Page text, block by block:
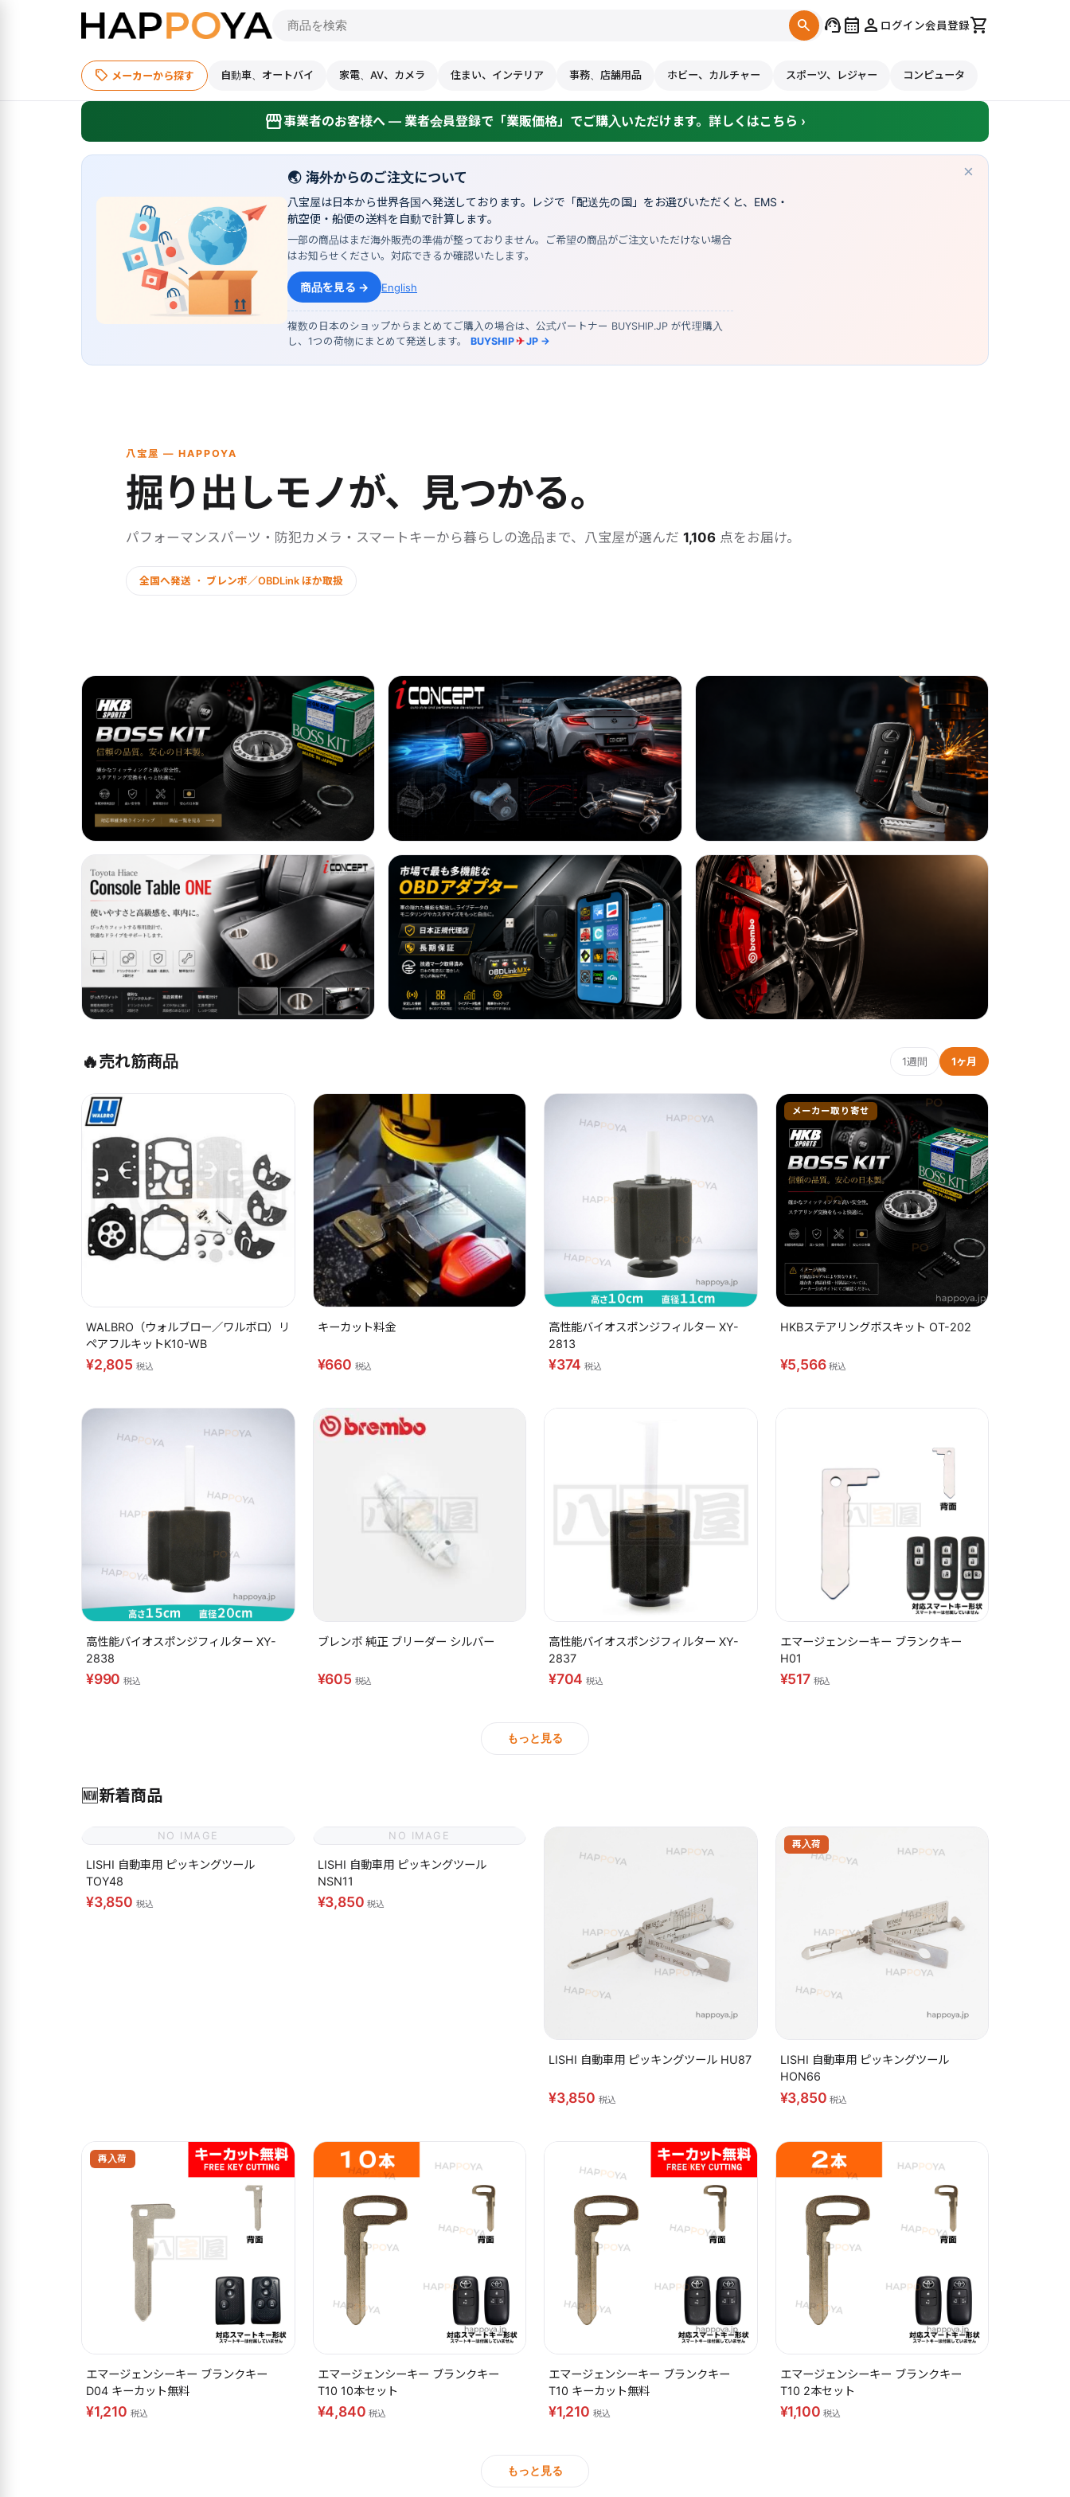
search support_agentcalendar_month person ログイン会員登録shopping_cart
sell メーカーから探す 自動車、オートバイ 家電、AV、カメラ 住まい、インテリア 事務、店舗用品 ホビー、カルチャー スポーツ、レジャー コンピュータ
storefront事業者のお客様へ — 業者会員登録で「業販価格」でご購入いただけます。詳しくはこちら ›
×
🌏 海外からのご注文について
八宝屋は日本から世界各国へ発送しております。レジで「配送先の国」をお選びいただくと、EMS・
航空便・船便の送料を自動で計算します。
一部の商品はまだ海外販売の準備が整っておりません。ご希望の商品がご注文いただけない場合
はお知らせください。対応できるか確認いたします。
商品を見る → English
複数の日本のショップからまとめてご購入の場合は、公式パートナー BUYSHIP.JP が代理購入
し、1つの荷物にまとめて発送します。 BUYSHIP✈JP →
八宝屋 — HAPPOYA
掘り出しモノが、見つかる。
パフォーマンスパーツ・防犯カメラ・スマートキーから暮らしの逸品まで、八宝屋が選んだ 1,106 点をお届け。
全国へ発送 ・ ブレンボ／OBDLink ほか取扱
🔥売れ筋商品 1週間 1ヶ月
WALBRO（ウォルブロー／ワルボロ）リ
ペアフルキットK10-WB
¥2,805 税込
キーカット料金
¥660 税込
高性能バイオスポンジフィルター XY-
2813
¥374税込
メーカー取り寄せ
HKBステアリングボスキット OT-202
¥5,566税込
高性能バイオスポンジフィルター XY-
2838
¥990税込
ブレンボ 純正 ブリーダー シルバー
¥605 税込
高性能バイオスポンジフィルター XY-
2837
¥704税込
エマージェンシーキー ブランクキー
H01
¥517 税込
もっと見る
🆕新着商品
NO IMAGE
LISHI 自動車用 ピッキングツール
TOY48
¥3,850 税込
NO IMAGE
LISHI 自動車用 ピッキングツール
NSN11
¥3,850税込
LISHI 自動車用 ピッキングツール HU87
¥3,850 税込
再入荷
LISHI 自動車用 ピッキングツール
HON66
¥3,850税込
再入荷
エマージェンシーキー ブランクキー
D04 キーカット無料
¥1,210 税込
エマージェンシーキー ブランクキー
T10 10本セット
¥4,840税込
エマージェンシーキー ブランクキー
T10 キーカット無料
¥1,210 税込
エマージェンシーキー ブランクキー
T10 2本セット
¥1,100税込
もっと見る